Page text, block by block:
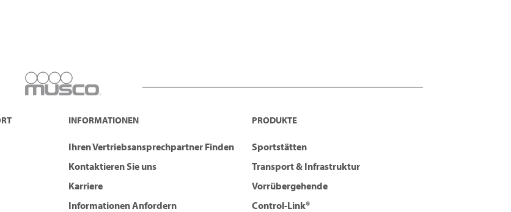
INFORMATIONEN
Ihren Vertriebsansprechpartner Finden
Kontaktieren Sie uns
Karriere
Informationen Anfordern
PRODUKTE
Sportstätten
Transport & Infrastruktur
Vorrübergehende
Control-Link®